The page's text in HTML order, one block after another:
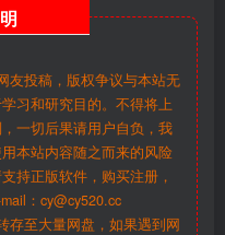
友投稿，版权争议与本站无
习和研究目的。不得将上
一切后果请用户自负，我
本站内容随之而来的风险
持正版软件，购买注册，
：cy@cy520.cc
存至大量网盘，如果遇到网